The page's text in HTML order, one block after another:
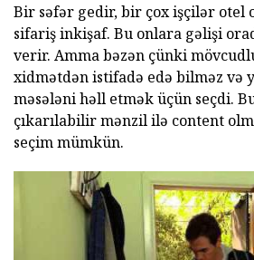
Bir səfər gedir, bir çox işçilər otel
sifariş inkişaf. Bu onlara gəlişi
verir. Amma bəzən çünki
xidmətdən istifadə edə bilməz və
məsələni həll etmək üçün seçdi.
çıkarılabilir mənzil ilə content
seçim mümkün.